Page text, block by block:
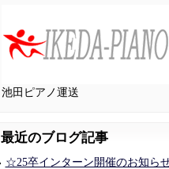
池田ピアノ運送
最近のブログ記事
☆25卒インターン開催のお知ら